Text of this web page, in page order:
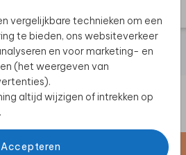
vergelijkbare technieken om een
te bieden, ons websiteverkeer
en voor marketing- en
(het weergeven van
altijd wijzigen of intrekken op
.
Accepteren